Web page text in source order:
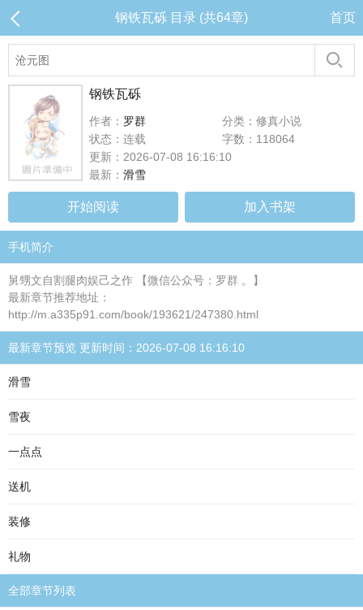
钢铁瓦砾 目录 (共64章) 首页
钢铁瓦砾
作者： 罗群
分类：修真小说
状态：连载
字数：118064
更新：2026-07-08 16:16:10
最新： 滑雪
开始阅读 加入书架
手机简介
舅甥文自割腿肉娱己之作 【微信公众号：罗群 。】
最新章节推荐地址：
http://m.a335p91.com/book/193621/247380.html
最新章节预览 更新时间：2026-07-08 16:16:10
滑雪
雪夜
一点点
送机
装修
礼物
全部章节列表